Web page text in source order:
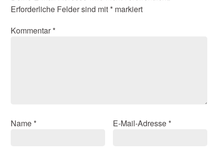
Erforderliche Felder sind mit * markiert
Kommentar *
Name * E-Mail-Adresse *